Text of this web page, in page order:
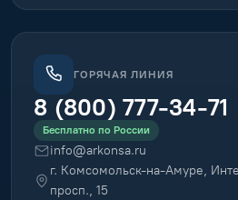
ГОРЯЧАЯ ЛИНИЯ
8 (800) 777-34-71
Бесплатно по России
info@arkonsa.ru
г. Комсомольск-на-Амуре,
просп., 15